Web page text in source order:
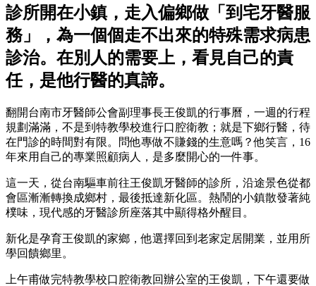
診所開在小鎮，走入偏鄉做「到宅牙醫服
務」，為一個個走不出來的特殊需求病患
診治。在別人的需要上，看見自己的責
任，是他行醫的真諦。
翻開台南市牙醫師公會副理事長王俊凱的行事曆，一週的行程
規劃滿滿，不是到特教學校進行口腔衛教；就是下鄉行醫，待
在門診的時間對有限。問他專做不賺錢的生意嗎？他笑言，16
年來用自己的專業照顧病人，是多麼開心的一件事。
這一天，從台南驅車前往王俊凱牙醫師的診所，沿途景色從都
會區漸漸轉換成鄉村，最後抵達新化區。熱鬧的小鎮散發著純
樸味，現代感的牙醫診所座落其中顯得格外醒目。
新化是孕育王俊凱的家鄉，他選擇回到老家定居開業，並用所
學回饋鄉里。
上午甫做完特教學校口腔衛教回辦公室的王俊凱，下午還要做